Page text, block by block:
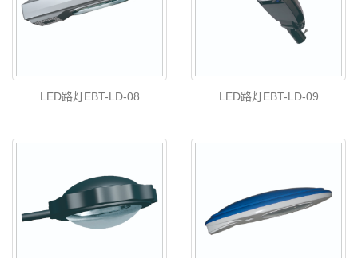
LED路灯EBT-LD-08 LED路灯EBT-LD-09